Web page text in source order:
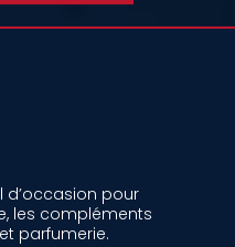
d’occasion pour
les compléments
parfumerie.